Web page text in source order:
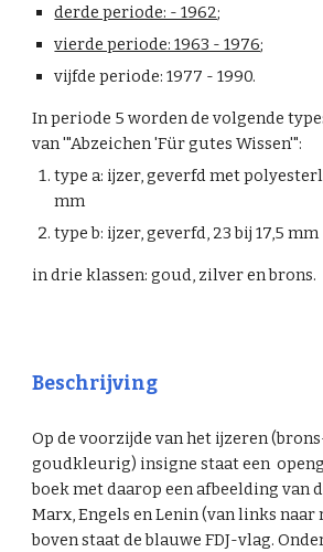
derde periode: - 1962;
vierde periode: 1963 - 1976;
vijfde periode: 1977 - 1990.
In periode 5 worden de volgende
van '"Abzeichen 'Für gutes Wissen'":
type a: ijzer, geverfd met
mm
type b: ijzer, geverfd, 23 bij 17,5 mm
in drie klassen: goud, zilver en brons.
Beschrijving
Op de voorzijde van het ijzeren
goudkleurig) insigne staat een
boek met daarop een afbeelding van
Marx, Engels en Lenin (van links naar
boven staat de blauweFDJ-vlag.